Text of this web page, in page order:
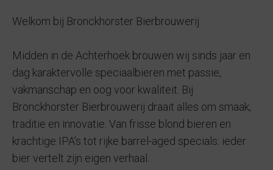
Welkom bij Bronckhorster Bierbrouwerij
Midden in de Achterhoek brouwen wij sinds jaar en
dag karaktervolle speciaalbieren met passie,
vakmanschap en oog voor kwaliteit. Bij
Bronckhorster Bierbrouwerij draait alles om smaak,
traditie en innovatie. Van frisse blond bieren en
krachtige IPA’s tot rijke barrel-aged specials: ieder
bier vertelt zijn eigen verhaal.